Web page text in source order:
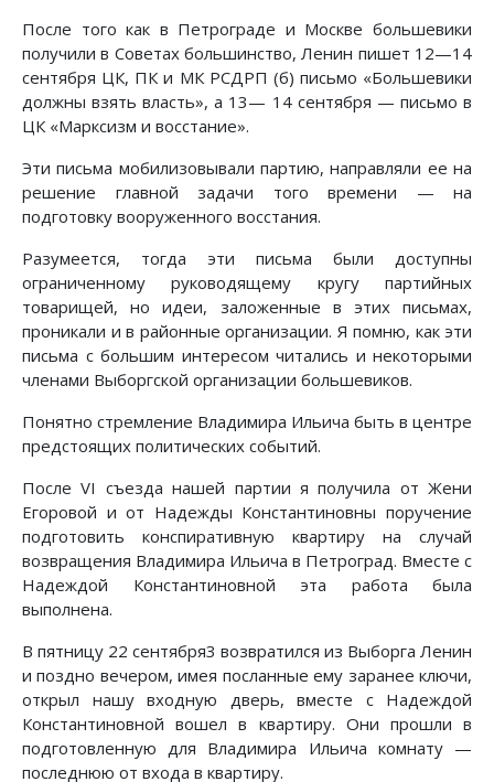
После того как в Петрограде и Москве большевики
получили в Советах большинство, Ленин пишет 12—14
сентября ЦК, ПК и МК РСДРП (б) письмо «Большевики
должны взять власть», а 13— 14 сентября — письмо в
ЦК «Марксизм и восстание».
Эти письма мобилизовывали партию, направляли ее на
решение главной задачи того времени — на
подготовку вооруженного восстания.
Разумеется, тогда эти письма были доступны
ограниченному руководящему кругу партийных
товарищей, но идеи, заложенные в этих письмах,
проникали и в районные организации. Я помню, как эти
письма с большим интересом читались и некоторыми
членами Выборгской организации большевиков.
Понятно стремление Владимира Ильича быть в центре
предстоящих политических событий.
После VI съезда нашей партии я получила от Жени
Егоровой и от Надежды Константиновны поручение
подготовить конспиративную квартиру на случай
возвращения Владимира Ильича в Петроград. Вместе с
Надеждой Константиновной эта работа была
выполнена.
В пятницу 22 сентября3 возвратился из Выборга Ленин
и поздно вечером, имея посланные ему заранее ключи,
открыл нашу входную дверь, вместе с Надеждой
Константиновной вошел в квартиру. Они прошли в
подготовленную для Владимира Ильича комнату —
последнюю от входа в квартиру.